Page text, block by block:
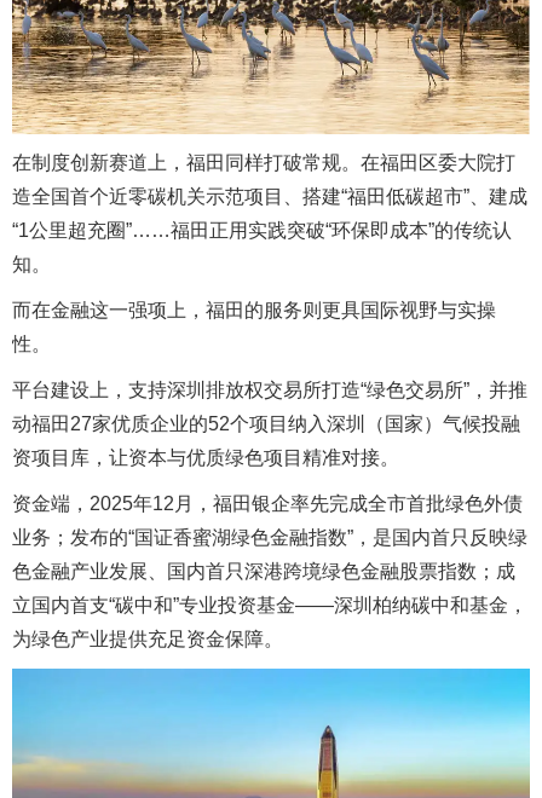
在制度创新赛道上，福田同样打破常规。在福田区委大院打
造全国首个近零碳机关示范项目、搭建“福田低碳超市”、建成
“1公里超充圈”……福田正用实践突破“环保即成本”的传统认
知。
而在金融这一强项上，福田的服务则更具国际视野与实操
性。
平台建设上，支持深圳排放权交易所打造“绿色交易所”，并推
动福田27家优质企业的52个项目纳入深圳（国家）气候投融
资项目库，让资本与优质绿色项目精准对接。
资金端，2025年12月，福田银企率先完成全市首批绿色外债
业务；发布的“国证香蜜湖绿色金融指数”，是国内首只反映绿
色金融产业发展、国内首只深港跨境绿色金融股票指数；成
立国内首支“碳中和”专业投资基金——深圳柏纳碳中和基金，
为绿色产业提供充足资金保障。